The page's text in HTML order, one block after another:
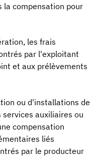
la compensation pour
les frais
par l'exploitant
et aux prélèvements
ou d'installations de
auxiliaires ou
compensation
liés
par le producteur